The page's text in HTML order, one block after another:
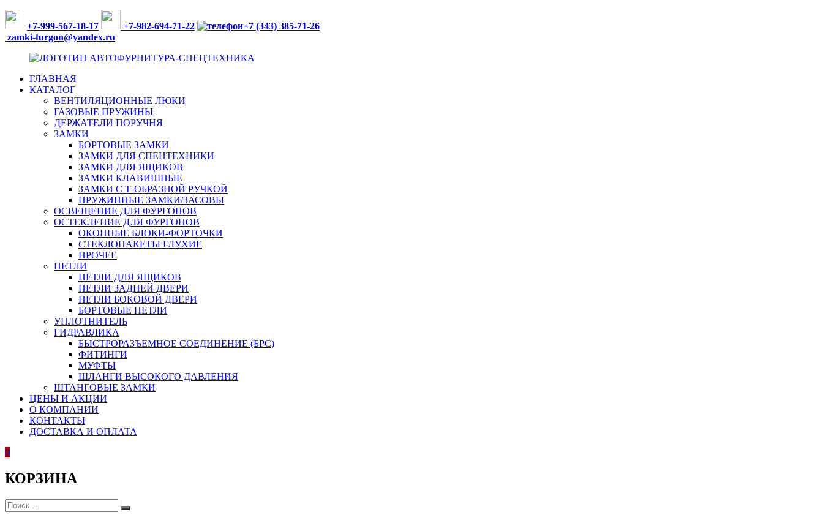
Перейти
содержимому
+7-999-567-18-17 +7-982-694-71-22 +7 (343) 385-71-26
zamki-furgon@yandex.ru
ФУРНИТУРА
ФУРГОНОВ,
АВТОБУСОВ
СПЕЦТЕХНИКИ
ГЛАВНАЯ
КАТАЛОГ
ВЕНТИЛЯЦИОННЫЕ ЛЮКИ
ГАЗОВЫЕ ПРУЖИНЫ
ДЕРЖАТЕЛИ ПОРУЧНЯ
ЗАМКИ
БОРТОВЫЕ ЗАМКИ
ЗАМКИ ДЛЯ СПЕЦТЕХНИКИ
ЗАМКИ ДЛЯ ЯЩИКОВ
ЗАМКИ КЛАВИШНЫЕ
ЗАМКИ С Т-ОБРАЗНОЙ РУЧКОЙ
ПРУЖИННЫЕ ЗАМКИ/ЗАСОВЫ
ОСВЕЩЕНИЕ ДЛЯ ФУРГОНОВ
ОСТЕКЛЕНИЕ ДЛЯ ФУРГОНОВ
ОКОННЫЕ БЛОКИ-ФОРТОЧКИ
СТЕКЛОПАКЕТЫ ГЛУХИЕ
ПРОЧЕЕ
ПЕТЛИ
ПЕТЛИ ДЛЯ ЯЩИКОВ
ПЕТЛИ ЗАДНЕЙ ДВЕРИ
ПЕТЛИ БОКОВОЙ ДВЕРИ
БОРТОВЫЕ ПЕТЛИ
УПЛОТНИТЕЛЬ
ГИДРАВЛИКА
БЫСТРОРАЗЪЕМНОЕ СОЕДИНЕНИЕ (БРС)
ФИТИНГИ
МУФТЫ
ШЛАНГИ ВЫСОКОГО ДАВЛЕНИЯ
ШТАНГОВЫЕ ЗАМКИ
ЦЕНЫ И АКЦИИ
О КОМПАНИИ
КОНТАКТЫ
ДОСТАВКА И ОПЛАТА
0
КОРЗИНА
ИСКАТЬ:
Поиск